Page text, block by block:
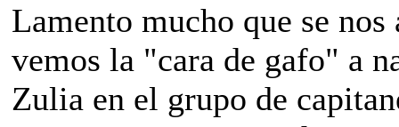
Lamento mucho que se
vemos la "cara de gafo" a
Zulia en el grupo de